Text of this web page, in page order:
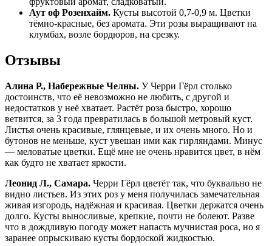
Аут оф Розенхайм. Кусты высотой 0,7-0,9 м. Цветки
тёмно-красные, без аромата. Эти розы выращивают на
клумбах, возле бордюров, на срезку.
Отзывы
Алина Р., Набережные Челны. У Черри Гёрл столько
достоинств, что её невозможно не любить, с другой и
недостатков у неё хватает. Растёт роза быстро, хорошо
ветвится, за 3 года превратилась в большой метровый куст.
Листья очень красивые, глянцевые, и их очень много. Но и
бутонов не меньше, куст увешан ими как гирляндами. Минус
— меловатые цветки. Ещё мне не очень нравится цвет, в нём
как будто не хватает яркости.
Леонид Л., Самара. Черри Гёрл цветёт так, что буквально не
видно листьев. Из этих роз у меня получилась замечательная
живая изгородь, надёжная и красивая. Цветки держатся очень
долго. Кусты выносливые, крепкие, почти не болеют. Разве
что в дождливую погоду может напасть мучнистая роса, но я
заранее опрыскиваю кусты бордоской жидкостью.